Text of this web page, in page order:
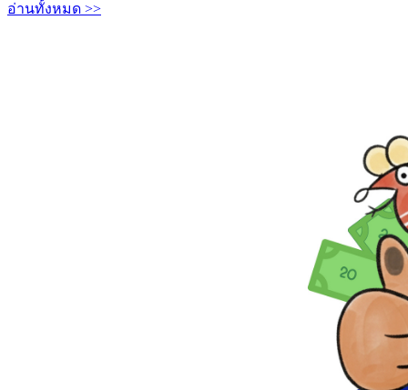
อ่านทั้งหมด >>